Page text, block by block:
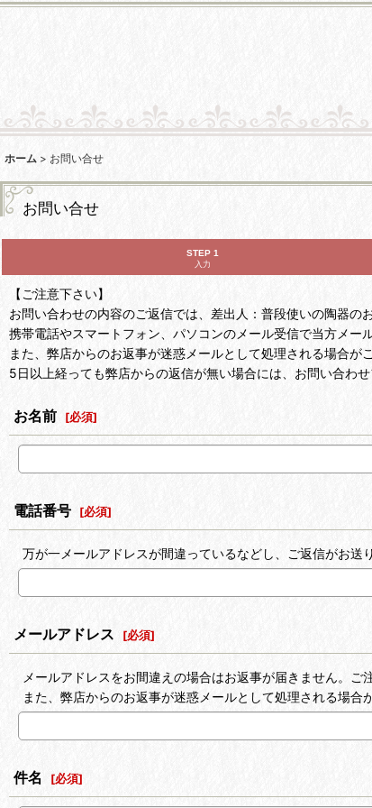
ホーム > お問い合せ
お問い合せ
STEP 1
入力
【ご注意下さい】
お問い合わせの内容のご返信では、差出人：普段使いの陶
携帯電話やスマートフォン、パソコンのメール受信で当方メー
また、弊店からのお返事が迷惑メールとして処理される場合が
5日以上経っても弊店からの返信が無い場合には、お問い合わ
お名前 [必須]
電話番号 [必須]
万が一メールアドレスが間違っているなどし、ご返信がお送
メールアドレス [必須]
メールアドレスをお間違えの場合はお返事が届きません。ご
また、弊店からのお返事が迷惑メールとして処理される場合
件名 [必須]